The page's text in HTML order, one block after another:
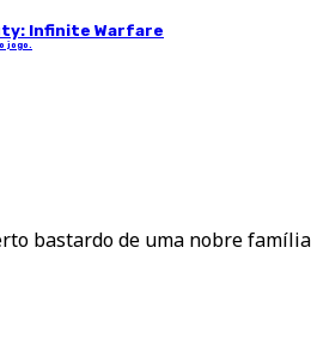
Infinite Warfare
jogo.
bastardo de uma nobre